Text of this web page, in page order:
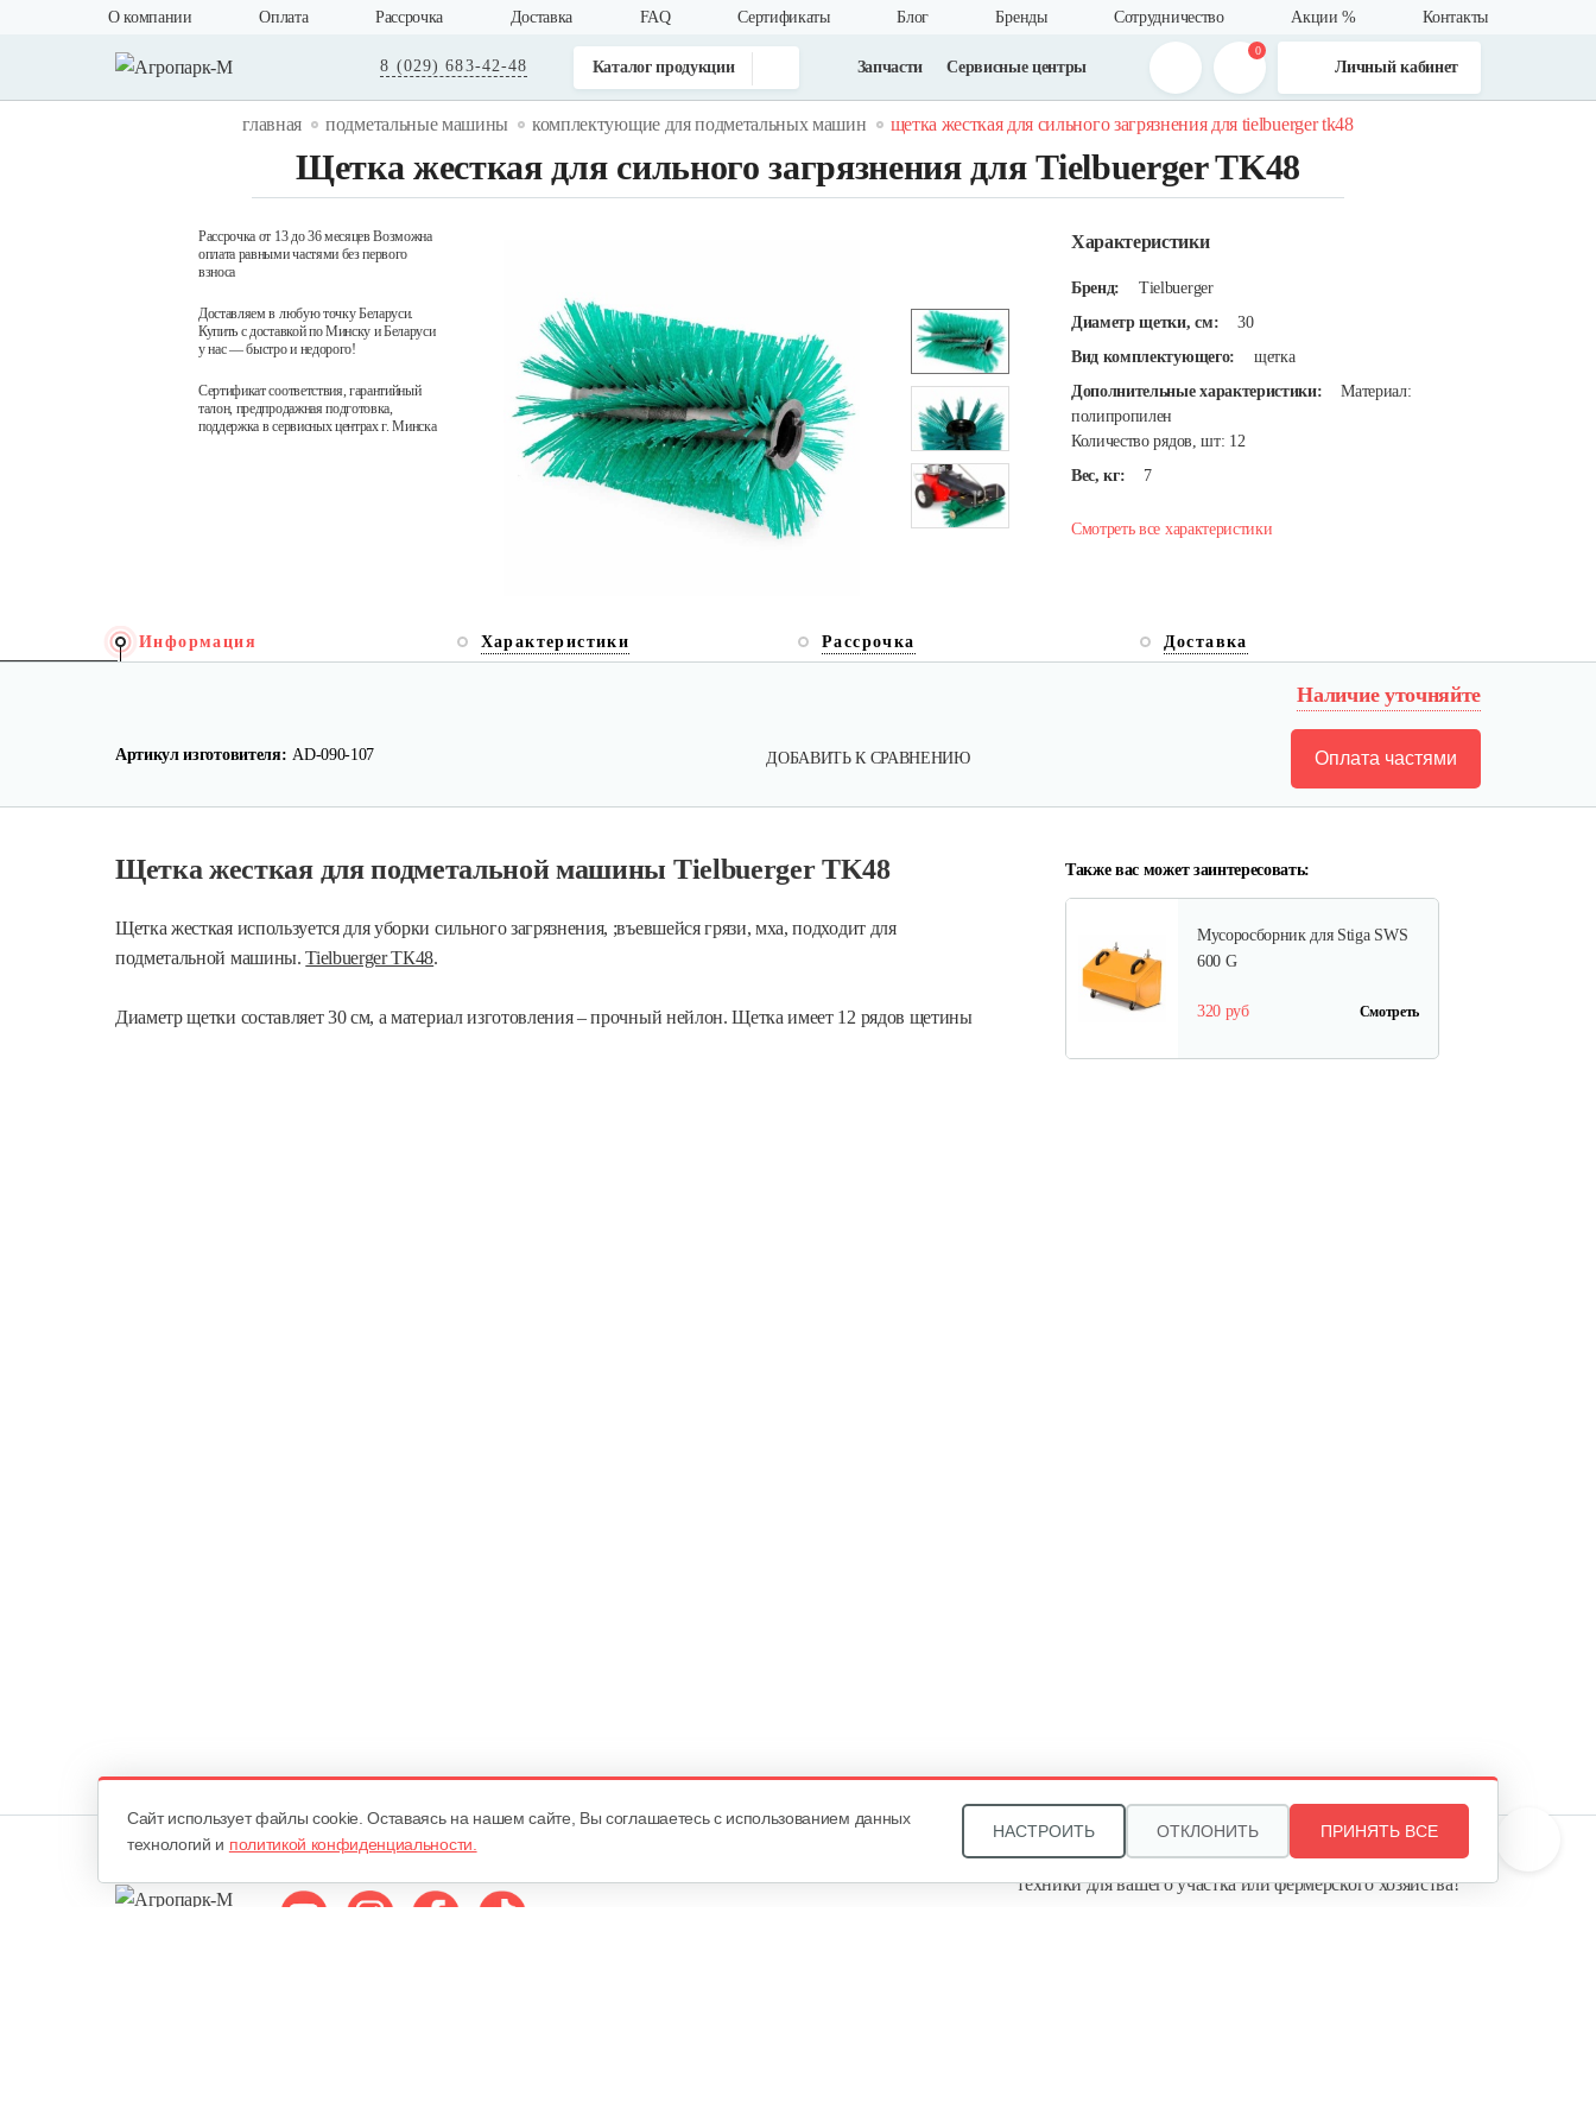
О компании Оплата Рассрочка Доставка FAQ Cертификаты Блог Бренды Сотрудничество Акции % Контакты
8 (029) 683-42-48 Каталог продукции Запчасти Сервисные центры
0
Личный кабинет
главная подметальные машины комплектующие для подметальных машин щетка жесткая для сильного загрязнения для tielbuerger tk48
Щетка жесткая для сильного загрязнения для Tielbuerger TK48
Рассрочка от 13 до 36 месяцев Возможна
оплата равными частями без первого
взноса
Доставляем в любую точку Беларуси.
Купить с доставкой по Минску и Беларуси
у нас — быстро и недорого!
Сертификат соответствия, гарантийный
талон, предпродажная подготовка,
поддержка в сервисных центрах г. Минска
Характеристики
Бренд:
Tielbuerger
Диаметр щетки, см:
30
Вид комплектующего:
щетка
Дополнительные характеристики:
Материал:
полипропилен
Количество рядов, шт: 12
Вес, кг:
7
Смотреть все характеристики
Информация Характеристики Рассрочка Доставка
Наличие уточняйте
Артикул изготовителя: AD-090-107 ДОБАВИТЬ К СРАВНЕНИЮ Оплата частями
Щетка жесткая для подметальной машины Tielbuerger TK48
Щетка жесткая используется для уборки сильного загрязнения, ;въевшейся грязи, мха, подходит для
подметальной машины.Tielbuerger ТК48.
Диаметр щетки составляет 30 см, а материал изготовления – прочный нейлон. Щетка имеет 12 рядов щетины
Также вас может заинтересовать:
Мусоросборник для Stiga SWS
600 G
320 руб Смотреть
Звоните, и мы поможем подобрать идеальный вариант
техники для вашего участка или фермерского хозяйства!
Cайт использует файлы cookie. Оставаясь на нашем сайте, Вы соглашаетесь с использованием данных
технологий и политикой конфиденциальности.
НАСТРОИТЬ ОТКЛОНИТЬ ПРИНЯТЬ ВСЕ